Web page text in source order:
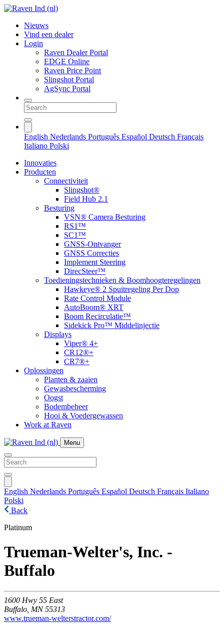
Nieuws
Vind een dealer
Login
Raven Dealer Portal
EDGE Online
Raven Price Point
Slingshot Portal
AgSync Portal
English Nederlands Português Español Deutsch Français
Italiano Polski
Innovaties
Producten
Connectiviteit
Slingshot®
Field Hub 2.1
Besturing
VSN® Camera Besturing
RS1™
SC1™
GNSS-Ontvanger
GNSS Correcties
Implement Steering
DirecSteer™
Toedieningstechnieken & Boomhoogteregelingen
Hawkeye® 2 Spuitregeling Per Dop
Rate Control Module
AutoBoom® XRT
​Boom Recirculatie™
Sidekick Pro™ Middelinjectie
Displays
Viper® 4+
CR12®+
CR7®+
Oplossingen
Planten & zaaien
Gewasbescherming
Oogst
Bodembeheer
Hooi & Voedergewassen
Work at Raven
Menu
English Nederlands Português Español Deutsch Français Italiano
Polski
Back
Platinum
Trueman-Welter's, Inc. -
Buffalo
1600 Hwy 55 East
Buffalo, MN 55313
www.trueman-welterstractor.com/